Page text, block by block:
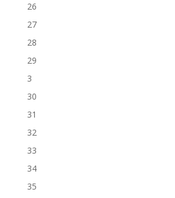
26
27
28
29
3
30
31
32
33
34
35